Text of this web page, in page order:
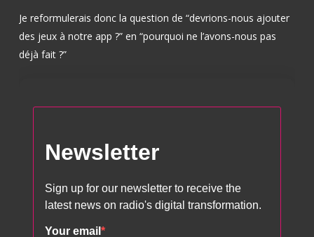
Je reformulerais donc la question de “devrions-nous ajouter
des jeux à notre app ?” en “pourquoi ne l’avons-nous pas
déjà fait ?”